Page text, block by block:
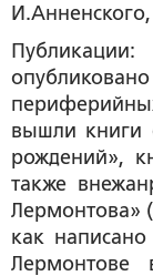
вышли книги
рождений»,
также
Лермонтова»
как
Лермонтове